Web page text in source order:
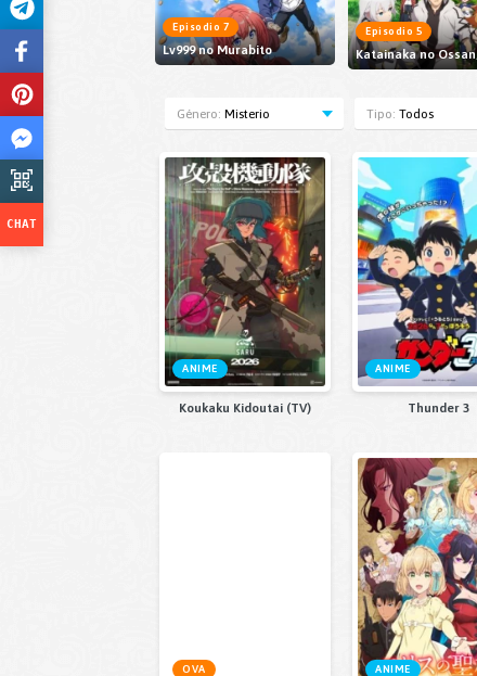
Episodio 7
Lv999 no Murabito
Episodio 5
Género: Misterio Tipo: Todos
ANIME
Koukaku Kidoutai (TV)
ANIME
Thunder 3
OVA ANIME